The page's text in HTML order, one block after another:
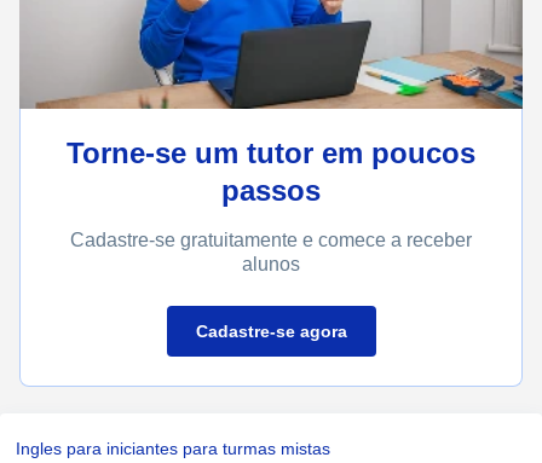
Torne-se um tutor em poucos
passos
Cadastre-se gratuitamente e comece a receber
alunos
Cadastre-se agora
Ingles para iniciantes para turmas mistas